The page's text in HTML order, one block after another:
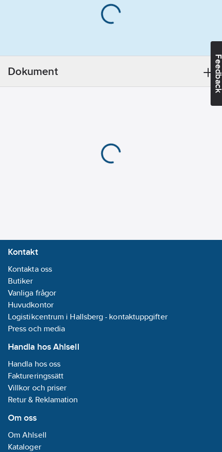
har plagget
flatlocksömmar och
tryck på nackens
insida. Gott om plats
Dokument
Kontakt
Kontakta oss
Butiker
Vanliga frågor
Huvudkontor
Logistikcentrum i Hallsberg - kontaktuppgifter
Press och media
Handla hos Ahlsell
Handla hos oss
Faktureringssätt
Villkor och priser
Retur & Reklamation
Om oss
Om Ahlsell
Kataloger